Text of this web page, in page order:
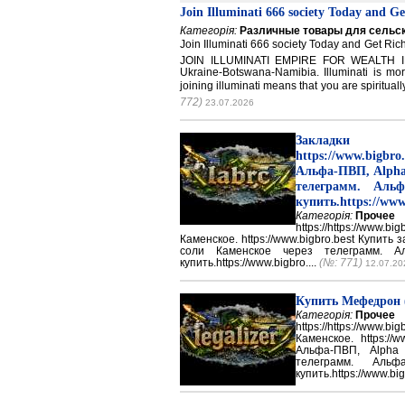
Join Illuminati 666 society Today and
Категорія: Различные товары для
Join Illuminati 666 society Today and Get
JOIN ILLUMINATI EMPIRE FOR WEALTH
Ukraine-Botswana-Namibia. Illuminati is
joining illuminati means that you are
772) 23.07.2026
Закладки
https://
Альфа-ПВП, Alpha
телеграмм.
купить.https://
Категорія: Прочее
https://https://
Каменское. https://www.bigbro.best Купить
соли Каменское через телеграмм.
купить.https://www.bigbro.... (№: 771)
Купить
Категорія: Прочее
https://https://
Каменское. https://
Альфа-ПВП, Alpha
телеграмм.
купить.https://